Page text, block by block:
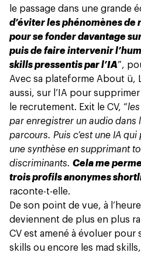
le passage dans une grande
d’éviter les phénomènes
pour se fonder davantage
puis de faire intervenir
skills pressentis par l’IA”,
Avec sa plateforme About ü,
aussi, sur l’IA pour
le recrutement. Exit le CV, “
par enregistrer un audio dans
parcours. Puis c’est une IA
une synthèse en supprimant
discriminants. Cela me
trois profils anonymes
raconte-t-elle.
De son point de vue, à
deviennent de plus en plus
CV est amené à évoluer pour
skills ou encore les mad